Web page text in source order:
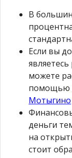
В
Если вы
можете
помощью
Мотыгино
деньги
на
стоит